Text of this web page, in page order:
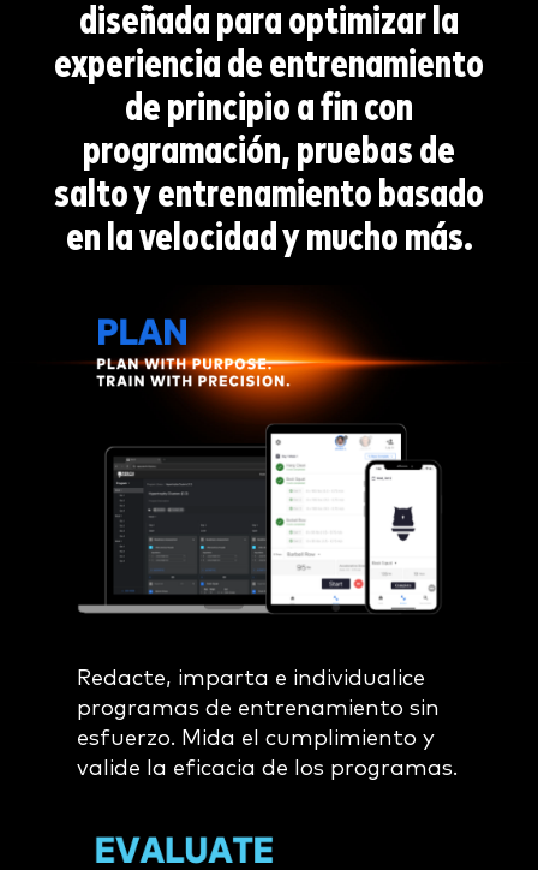
diseñada para optimizar la
experiencia de entrenamiento
de principio a fin con
programación, pruebas de
salto y entrenamiento basado
en la velocidad y mucho más.
Redacte, imparta e individualice
programas de entrenamiento sin
esfuerzo. Mida el cumplimiento y
valide la eficacia de los programas.